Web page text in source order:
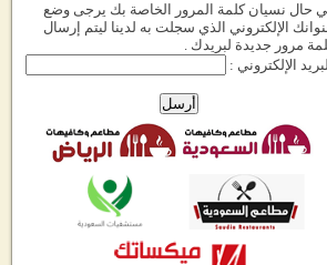
حال نسيان كلمة المرور الخاصة بك يرجى وضع
الإلكتروني الذي سجلت به لدينا ليتم إرسال
مرور جديدة لبريدك .
البريد الإلكتروني :